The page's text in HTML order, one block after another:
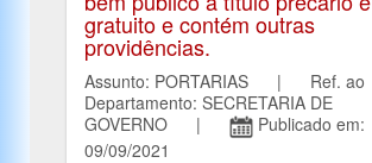
gratuito e contém outras
providências.
Assunto: PORTARIAS | Ref. ao
Departamento: SECRETARIA DE
GOVERNO |
Publicado em:
09/09/2021